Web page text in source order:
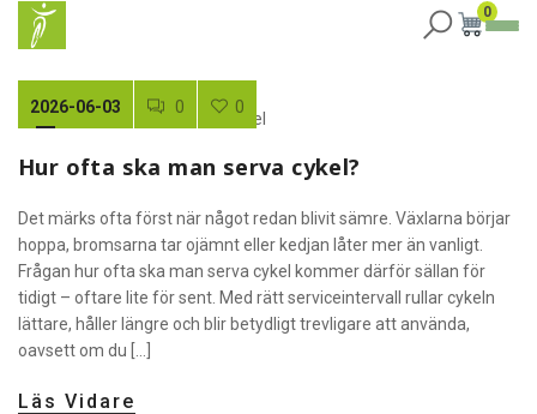
0
2026-06-03 0 0
Hur ofta ska man serva cykel?
Det märks ofta först när något redan blivit sämre. Växlarna börjar
hoppa, bromsarna tar ojämnt eller kedjan låter mer än vanligt.
Frågan hur ofta ska man serva cykel kommer därför sällan för
tidigt – oftare lite för sent. Med rätt serviceintervall rullar cykeln
lättare, håller längre och blir betydligt trevligare att använda,
oavsett om du […]
Läs Vidare